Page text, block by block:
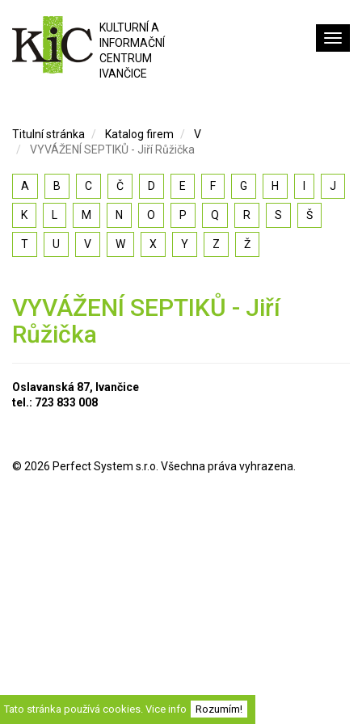
Tato stránka používá cookies. Vice info Rozumím!
KULTURNÍ A
INFORMAČNÍ
CENTRUM
IVANČICE
Titulní stránka Katalog firem
V
VYVÁŽENÍ SEPTIKŮ - Jiří Růžička
A B C Č D E F G H J
K L M N O P Q R S Š
T U V W X Y Z Ž
VYVÁŽENÍ SEPTIKŮ - Jiří
Růžička
Oslavanská 87, Ivančice
tel.: 723 833 008
© 2026 Perfect System s.r.o . Všechna práva vyhrazena.